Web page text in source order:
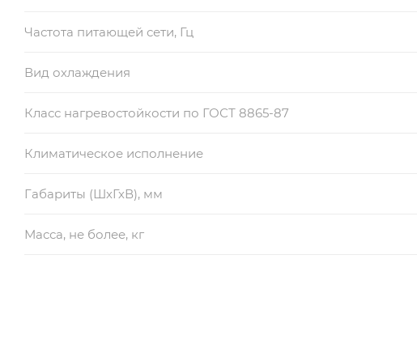
Частота питающей сети, Гц
Вид охлаждения
Класс нагревостойкости по ГОСТ 8865-87
Климатическое исполнение
Габариты (ШхГхВ), мм
Масса, не более, кг